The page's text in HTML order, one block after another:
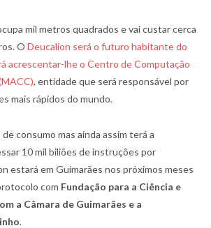
mil metros quadrados e vai custar cerca
O Deucalion será o futuro habitante do
acrescentar-lhe o Centro de Computação
, entidade que será responsável por
mais rápidos do mundo.
consumo mas ainda assim terá a
10 mil biliões de instruções por
estará em Guimarães nos próximos meses
com Fundação para a Ciência e
a Câmara de Guimarães e a
.